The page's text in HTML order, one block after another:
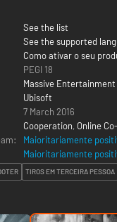
See the list
See the supported
Como ativar o seu
PEGI 18
Massive Entertainment
Ubisoft
7 March 2016
Cooperation, Online
Maioritariamente
Maioritariamente
TIROS EM TERCEIRA PESSOA